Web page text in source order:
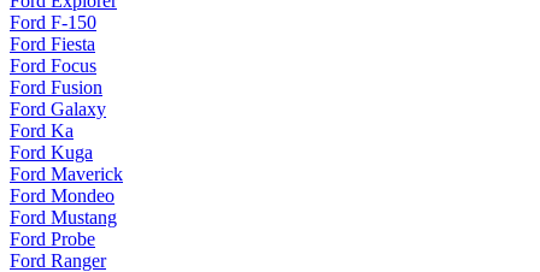
Ford F-150
Ford Fiesta
Ford Focus
Ford Fusion
Ford Galaxy
Ford Ka
Ford Kuga
Ford Maverick
Ford Mondeo
Ford Mustang
Ford Probe
Ford Ranger